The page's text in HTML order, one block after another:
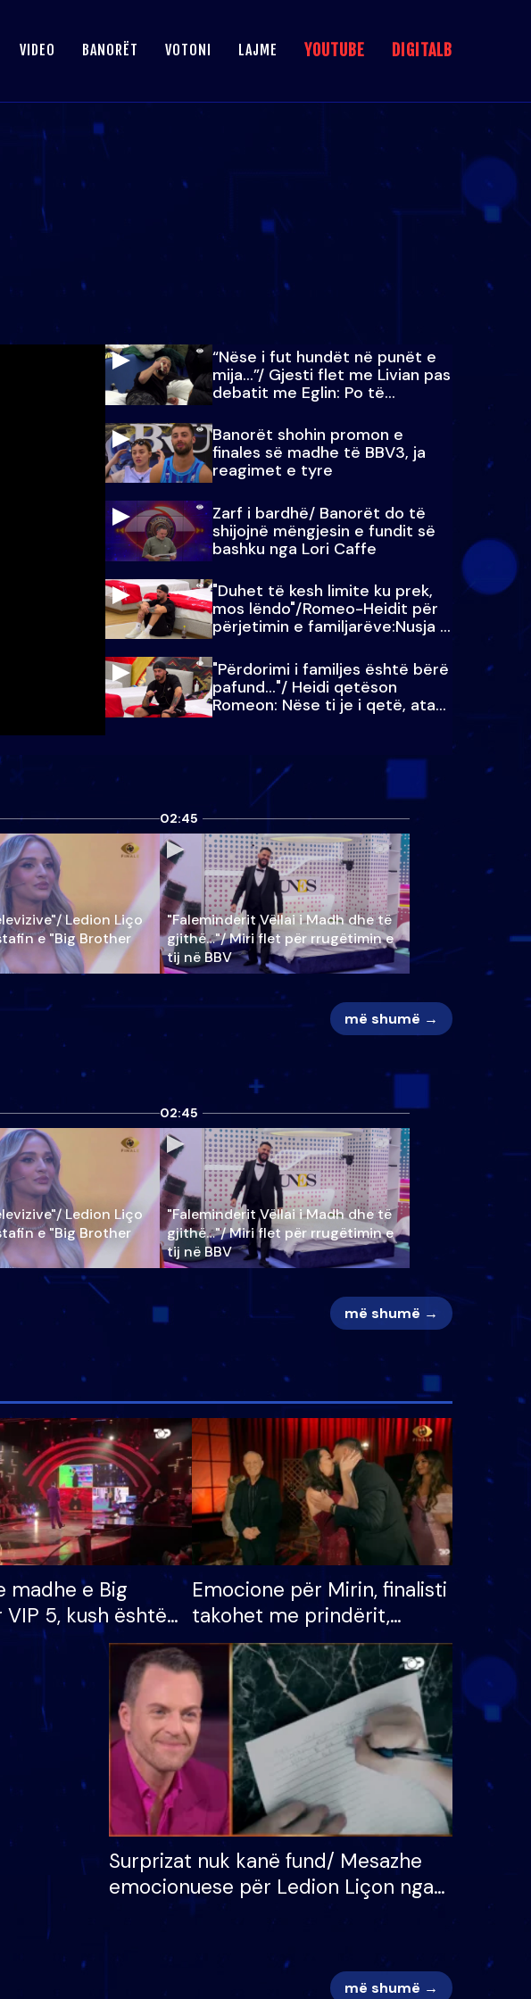
VIDEO BANORËT VOTONI LAJME YOUTUBE DIGITALB
“Nëse i fut hundët në punët e
mija…”/ Gjesti flet me Livian pas
debatit me Eglin: Po të
paralajmëroj
Banorët shohin promon e
finales së madhe të BBV3, ja
reagimet e tyre
Zarf i bardhë/ Banorët do të
shijojnë mëngjesin e fundit së
bashku nga Lori Caffe
"Duhet të kesh limite ku prek,
mos lëndo"/Romeo-Heidit për
përjetimin e familjarëve:Nusja e
Julit…
"Përdorimi i familjes është bërë
pafund…"/ Heidi qetëson
Romeon: Nëse ti je i qetë, ata
qetësohen
Ledion Liço
e "Big Brother
02:45
"Faleminderit Vëllai i Madh dhe të
gjithë…"/ Miri flet për rrugëtimin e
tij në BBV
më shumë →
Ledion Liço
e "Big Brother
02:45
"Faleminderit Vëllai i Madh dhe të
gjithë…"/ Miri flet për rrugëtimin e
tij në BBV
më shumë →
madhe e Big
5, kush është
parë që lë shtëpinë
mundësinë për
çmimin e madh
Emocione për Mirin, finalisti
takohet me prindërit,
vajzën dhe bashkëshorten:
S’kemi ndonjë letër divorci
apo jo?
Surprizat nuk kanë fund/ Mesazhe
emocionuese për Ledion Liçon nga
nëna dhe fëmijët e tij, moderatori
më shumë →